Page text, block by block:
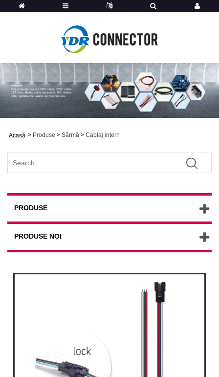
Acasă > Produse > Sârmă > Cablaj intern
PRODUSE
PRODUSE NOI